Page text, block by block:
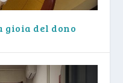
gioia del dono